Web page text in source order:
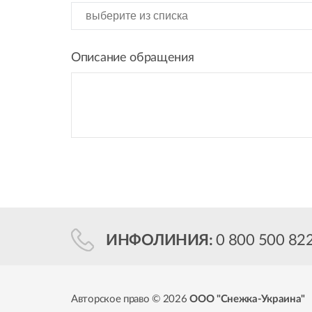
Описание обращения
ИНФОЛИНИЯ: 0 800 500
Авторское право © 2026ООО "Снежка-Украина"